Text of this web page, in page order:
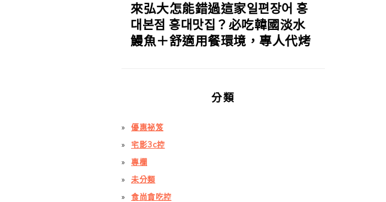
來弘大怎能錯過這家일편장어 홍
대본점 홍대맛집？必吃韓國淡水
鰻魚＋舒適用餐環境，專人代烤
分類
優惠祕笈
宅影3c控
專欄
未分類
食尚貪吃控